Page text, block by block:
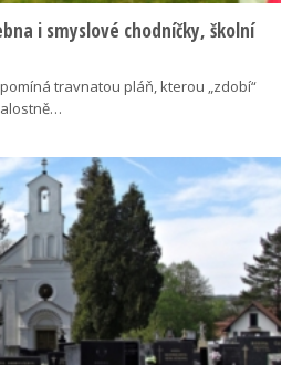
i smyslové chodníčky, školní
travnatou pláň, kterou „zdobí“